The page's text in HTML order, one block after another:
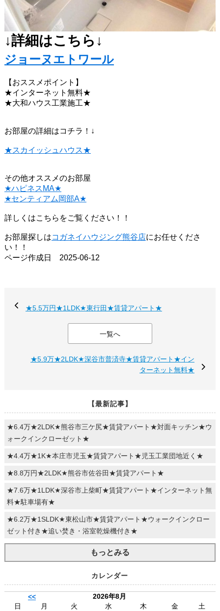
↓詳細はこちら↓
ジョーヌエトワール
【おススメポイント】
★インターネット無料★
★大和ハウス工業施工★
お部屋の詳細はコチラ！↓
★スカイッシュハウス★
その他オススメのお部屋
★ハピネスMA★
★センティアム岡部A★
詳しくはこちらをご覧ください！！
お部屋探しはコガネイハウジング熊谷店にお任せくださ
い！！
ページ作成日 2025-06-12
★5.5万円★1LDK★東行田★賃貸アパート★
一覧へ
★5.9万★2LDK★深谷市普済寺★賃貸アパート★イン
ターネット無料★
【最新記事】
★6.4万★2LDK★熊谷市三ケ尻★賃貸アパート★対面キッチン★ウ
ォークインクローゼット★
★4.4万★1K★本庄市児玉★賃貸アパート★児玉工業団地近く★
★8.8万円★2LDK★熊谷市佐谷田★賃貸アパート★
★7.6万★1LDK★深谷市上柴町★賃貸アパート★インターネット無
料★駐車場有★
★6.2万★1SLDK★東松山市★賃貸アパート★ウォークインクロー
ゼット付き★追い焚き・浴室乾燥機付き★
もっとみる
カレンダー
<<
2026年8月
日
月 火 水 木 金
土